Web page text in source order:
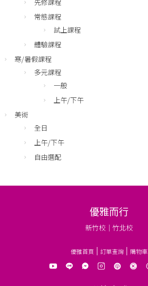
先修課程
常態課程
試上課程
體驗課程
寒/暑假課程
多元課程
一般
上午/下午
美術
全日
上午/下午
自由選配
優雅而行
新竹校｜竹北校
優雅首頁 訂單查詢 購物車